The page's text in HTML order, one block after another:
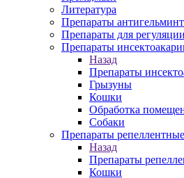
Литература
Препараты
Препараты для
Препараты
Назад
Препараты
Грызуны
Кошки
Обработка
Собаки
Препараты репеллентные
Назад
Препараты
Кошки